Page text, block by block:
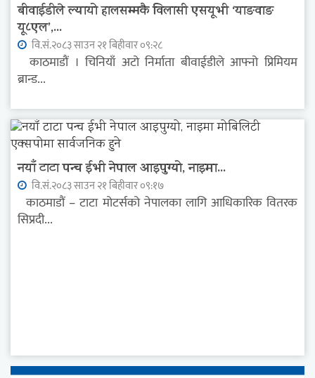
बीवाईडीले ल्यायो हालसम्मकै विलासी एसयूभी ‘याङवाङ
यू८एल’,...
वि.सं.२०८३ साउन २१ बिहीवार ०९:२८
काठमाडौं । चिनियाँ अटो निर्माता बीवाईडीले आफ्नो प्रिमियम
ब्रान्ड...
नयाँ टाटा पन्च ईभी नेपाल आइपुग्यो, नाइमा...
वि.सं.२०८३ साउन २१ बिहीवार ०९:१७
काठमाडौं – टाटा मोटर्सको नेपालका लागि आधिकारिक वितरक
सिप्रदी...